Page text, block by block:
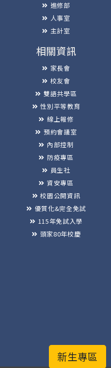
新生專區
進修部
人事室
主計室
相關資訊
家長會
校友會
雙語共學區
性別平等教育
線上報修
預約會議室
內部控制
防疫專區
員生社
資安專區
校園公開資訊
優質化&完全免試
115年免試入學
頭家80年校慶